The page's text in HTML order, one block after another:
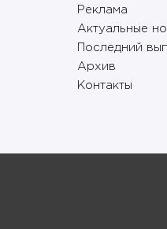
Реклама
Актуальные
Последний
Архив
Контакты